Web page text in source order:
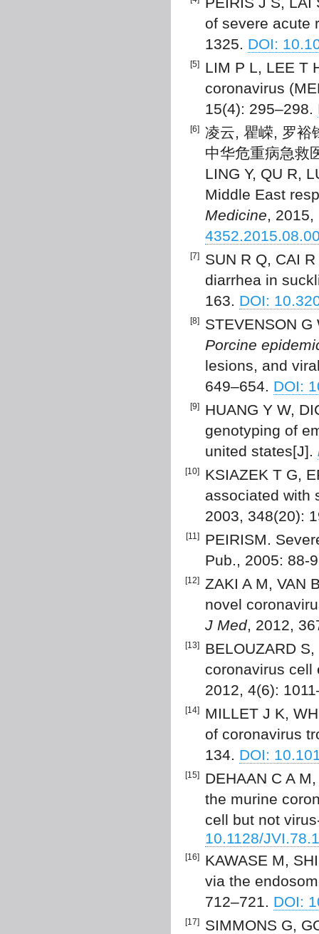
of severe acute
1325. DOI:
[5]
LIM P L, LEE T
coronavirus
15(4): 295–298.
[6]
凌云, 瞿嵘, 罗裕
中华危重病急救
LING Y, QU R,
Middle East
Medicine,
[7]
SUN R Q, CAI
diarrhea in
163. DOI:
[8]
STEVENSON
Porcine
lesions, and
649–654. DOI:
[9]
HUANG Y W,
genotyping of
united states[J].
[10]
KSIAZEK T G,
associated with
2003, 348(20):
[11]
PEIRISM.
Pub., 2005: 88-
[12]
ZAKI A M, VAN
novel
J Med, 2012,
[13]
BELOUZARD
coronavirus
2012, 4(6):
[14]
MILLET J K,
of coronavirus
134. DOI:
[15]
DEHAAN C A
the murine
cell but not
10.1128/
[16]
KAWASE M,
via the
712–721. DOI:
[17]
SIMMONS G,